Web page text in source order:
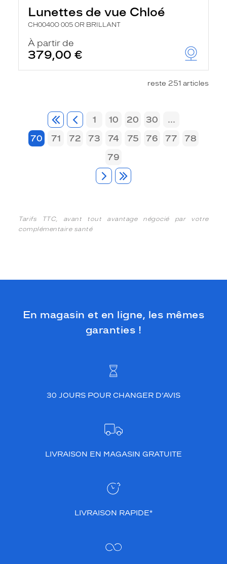
Lunettes de vue Chloé
CH0040O 005 OR BRILLANT
À partir de
379,00 €
reste 251 articles
1 10 20 30
...
70
71 72 73 74 75 76 77
78
79
Tarifs TTC, avant tout avantage négocié par votre
complémentaire santé
En magasin et en ligne, les mêmes
garanties !
30 JOURS POUR CHANGER D’AVIS
LIVRAISON EN MAGASIN GRATUITE
LIVRAISON RAPIDE*